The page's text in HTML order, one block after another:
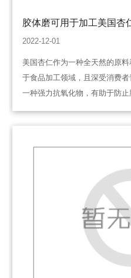
胶体磨可用于加工美国杏
2022-12-01
美国杏仁作为一种全天然的原
于食品加工领域，且深受消费
一种强力抗氧化物，有助于防
统。此外，它富含单不饱和脂